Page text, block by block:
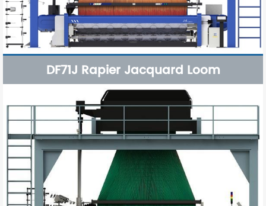
DF71J Rapier Jacquard Loom